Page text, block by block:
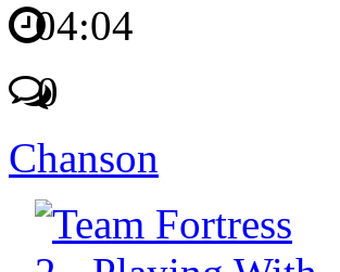
04:04
0
Chanson